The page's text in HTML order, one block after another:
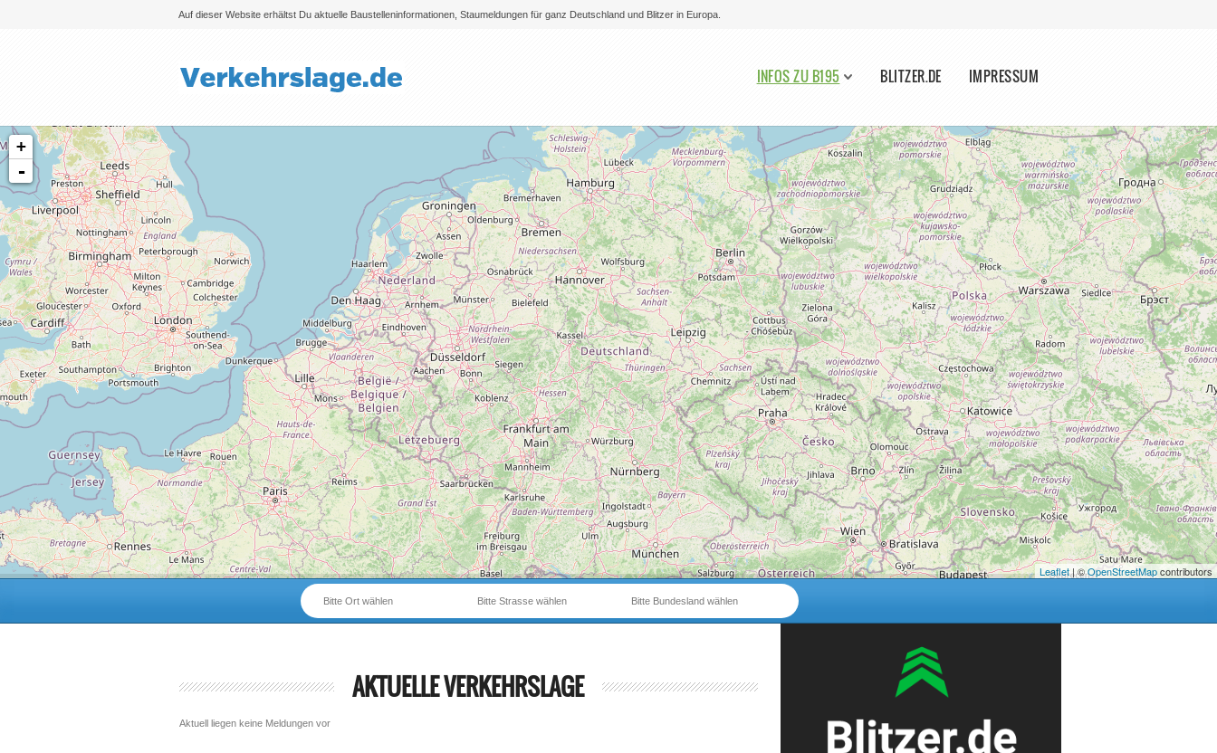
Auf dieser Website erhältst Du aktuelle Baustelleninformationen, Staumeldungen für ganz Deutschland und Blitzer in Europa.
Bitte auswählen
INFOS ZU B195 BLITZER.DE IMPRESSUM
+
-
Leaflet| ©OpenStreetMapcontributors
Bitte Bundesland wählen
Bitte Strasse wählen
Bitte Ort wählen
AKTUELLE VERKEHRSLAGE
Aktuell liegen keine Meldungen vor